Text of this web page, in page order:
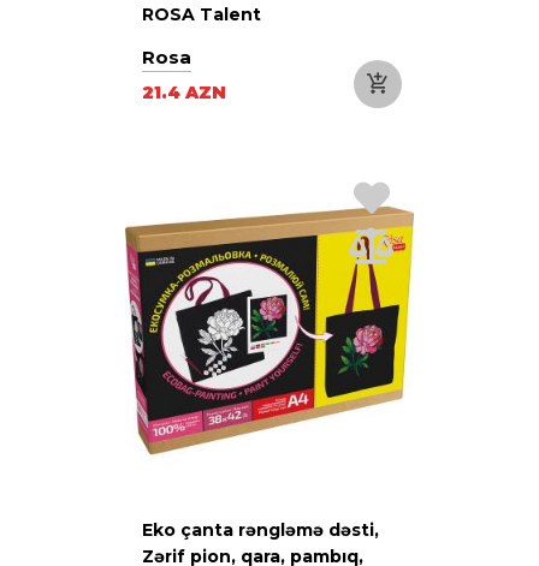
ROSA Talent
Rosa
21.4 AZN
Eko çanta rəngləmə dəsti,
Zərif pion, qara, pambıq,